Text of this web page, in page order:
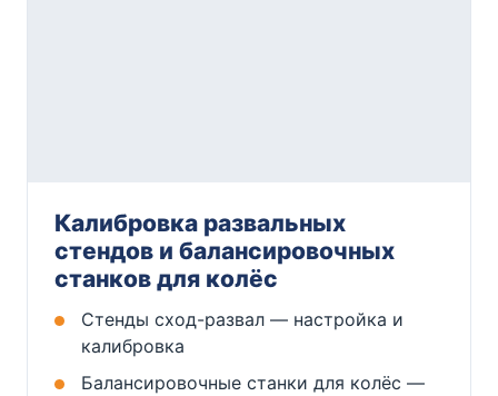
Калибровка развальных
стендов и балансировочных
станков для колёс
Стенды сход-развал — настройка и
калибровка
Балансировочные станки для колёс —